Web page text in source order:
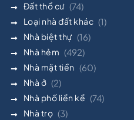
Đất thổ cư (74)
Loại nhà đất khác (1)
Nhà biệt thự (16)
Nhà hẻm (492)
Nhà mặt tiền (60)
Nhà ở (2)
Nhà phố liền kề (74)
Nhà trọ (3)